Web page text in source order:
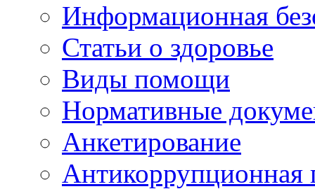
Информационная
Статьи о здоровье
Виды помощи
Нормативные
Анкетирование
Антикоррупционная